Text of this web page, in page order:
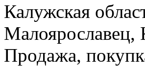
Калужская
Малоярославец,
Продажа,